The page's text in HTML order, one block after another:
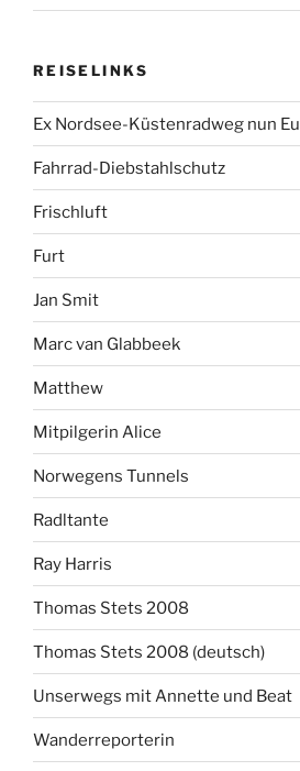
REISELINKS
Ex Nordsee-Küstenradweg nun
Fahrrad-Diebstahlschutz
Frischluft
Furt
Jan Smit
Marc van Glabbeek
Matthew
Mitpilgerin Alice
Norwegens Tunnels
Radltante
Ray Harris
Thomas Stets 2008
Thomas Stets 2008 (deutsch)
Unserwegs mit Annette und Beat
Wanderreporterin